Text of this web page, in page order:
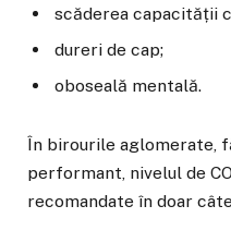
scăderea capacității
dureri de cap;
oboseală mentală.
În birourile aglomerate,
performant, nivelul de
recomandate în doar